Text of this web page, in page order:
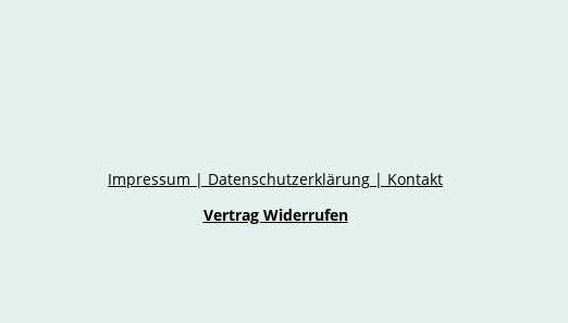
Impressum | Datenschutzerklärung | Kontakt
Vertrag Widerrufen